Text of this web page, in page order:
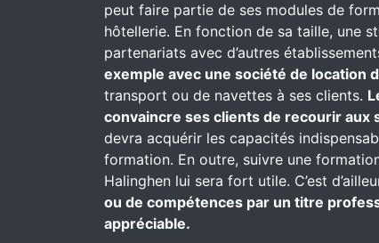
peut faire partie de ses modules de
hôtellerie. En fonction de sa taille, une
partenariats avec d’autres
exemple avec une société de location
transport ou de navettes à ses clients.
convaincre ses clients de recourir aux
devra acquérir les capacités
formation. En outre, suivre une
Halinghen lui sera fort utile. C’est
ou de compétences par un titre
appréciable.